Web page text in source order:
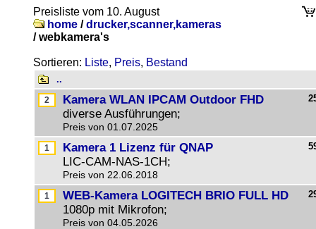
Preisliste vom 10. August
home /drucker,scanner,kameras
/webkamera's
Sortieren: Liste, Preis, Bestand
..
Kamera WLAN IPCAM Outdoor FHD
diverse Ausführungen;
Preis von 01.07.2025
Kamera 1 Lizenz für QNAP
LIC-CAM-NAS-1CH;
Preis von 22.06.2018
WEB-Kamera LOGITECH BRIO FULL HD
1080p mit Mikrofon;
Preis von 04.05.2026